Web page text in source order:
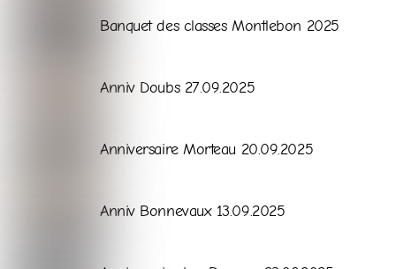
Galerie
Banquet des classes Montlebon 2025
Galerie
Anniv Doubs 27.09.2025
Galerie
Anniversaire Morteau 20.09.2025
Galerie
Anniv Bonnevaux 13.09.2025
Galerie